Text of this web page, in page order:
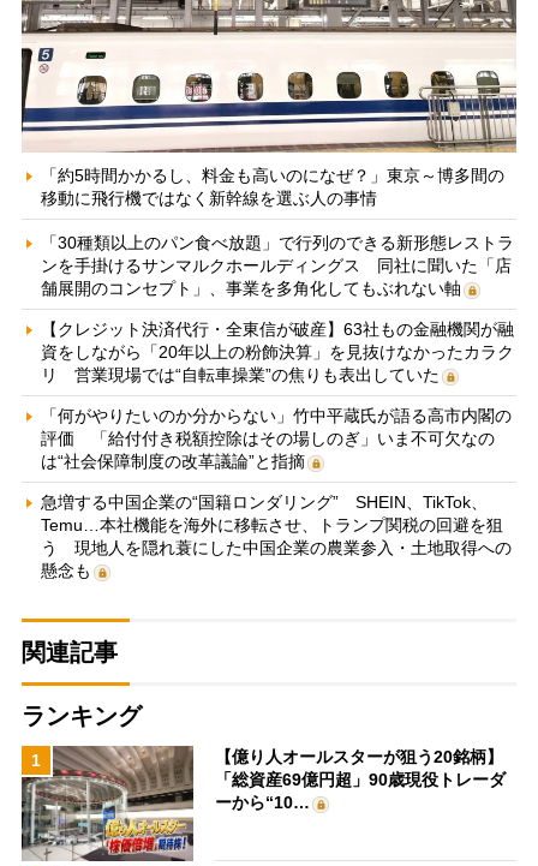
「約5時間かかるし、料金も高いのになぜ？」東京～博多間の
移動に飛行機ではなく新幹線を選ぶ人の事情
「30種類以上のパン食べ放題」で行列のできる新形態レストラ
ンを手掛けるサンマルクホールディングス 同社に聞いた「店
舗展開のコンセプト」、事業を多角化してもぶれない軸
【クレジット決済代行・全東信が破産】63社もの金融機関が融
資をしながら「20年以上の粉飾決算」を見抜けなかったカラク
リ 営業現場では“自転車操業”の焦りも表出していた
「何がやりたいのか分からない」竹中平蔵氏が語る高市内閣の
評価 「給付付き税額控除はその場しのぎ」いま不可欠なの
は“社会保障制度の改革議論”と指摘
急増する中国企業の“国籍ロンダリング” SHEIN、TikTok、
Temu…本社機能を海外に移転させ、トランプ関税の回避を狙
う 現地人を隠れ蓑にした中国企業の農業参入・土地取得への
懸念も
関連記事
ランキング
1
【億り人オールスターが狙う20銘柄】
「総資産69億円超」90歳現役トレーダ
ーから“10…